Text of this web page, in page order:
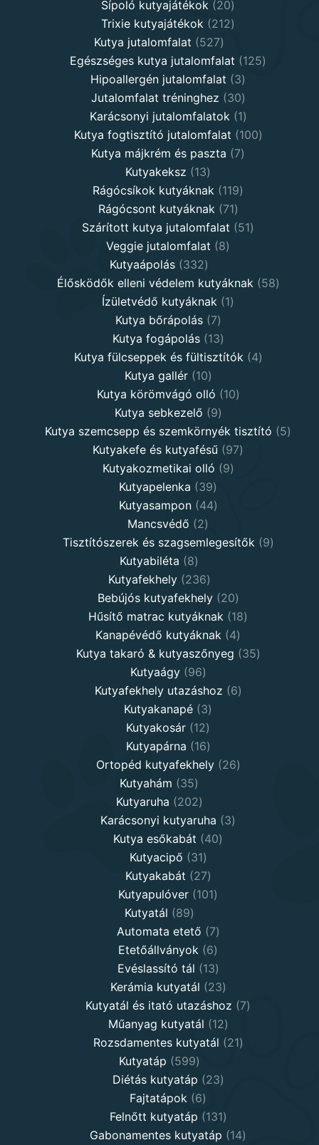
Sípoló kutyajátékok 2020
products
Trixie kutyajátékok 212212
Kutya jutalomfalat 527527
products
Egészséges kutya jutalomfalat 125125
Hipoallergén jutalomfalat 33
products
Jutalomfalat tréninghez 3030
products
Karácsonyi jutalomfalatok 11
product
Kutya fogtisztító jutalomfalat 100100
Kutya májkrém és paszta 77
Kutyakeksz 1313
products
Rágócsíkok kutyáknak 119119
Rágócsont kutyáknak 7171
products
Szárított kutya jutalomfalat 5151
Veggie jutalomfalat 88
Kutyaápolás 332332
products
Élősködők elleni védelem kutyáknak 5858
Ízületvédő kutyáknak 11
Kutya bőrápolás 77
products
Kutya fogápolás 1313
products
Kutya fülcseppek és fültisztítók 44
Kutya gallér 1010
products
Kutya körömvágó olló 1010
Kutya sebkezelő 99
products
Kutya szemcsepp és szemkörnyék tisztító 55
Kutyakefe és kutyafésű 9797
Kutyakozmetikai olló 99
Kutyapelenka 3939
products
Kutyasampon 4444
Mancsvédő 22
products
Tisztítószerek és szagsemlegesítők 99
Kutyabiléta 88
products
Kutyafekhely 236236
products
Bebújós kutyafekhely 2020
products
Hűsítő matrac kutyáknak 1818
Kanapévédő kutyáknak 44
products
Kutya takaró & kutyaszőnyeg 3535
Kutyaágy 9696
products
Kutyafekhely utazáshoz 66
Kutyakanapé 33
products
Kutyakosár 1212
products
Kutyapárna 1616
products
Ortopéd kutyafekhely 2626
Kutyahám 3535
products
Kutyaruha 202202
products
Karácsonyi kutyaruha 33
Kutya esőkabát 4040
Kutyacipő 3131
products
Kutyakabát 2727
products
Kutyapulóver 101101
Kutyatál 8989
products
Automata etető 77
products
Etetőállványok 66
products
Evéslassító tál 1313
products
Kerámia kutyatál 2323
products
Kutyatál és itató utazáshoz 77
Műanyag kutyatál 1212
products
Rozsdamentes kutyatál 2121
Kutyatáp 599599
products
Diétás kutyatáp 2323
Fajtatápok 66
products
Felnőtt kutyatáp 131131
products
Gabonamentes kutyatáp 1414